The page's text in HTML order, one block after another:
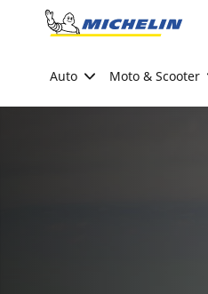
Go to page content
Auto Moto & Scooter